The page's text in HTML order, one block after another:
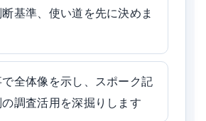
基準、使い道を先に決めま
全体像を示し、スポーク記
調査活用を深掘りします